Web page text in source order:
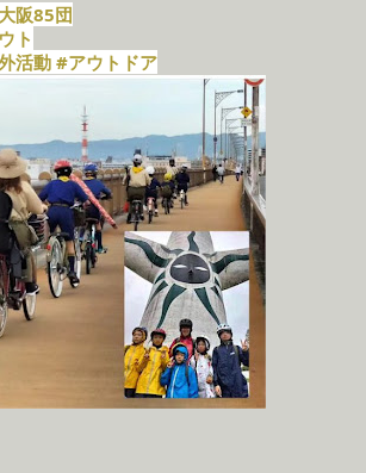
阪85団
ト
活動 #アウトドア